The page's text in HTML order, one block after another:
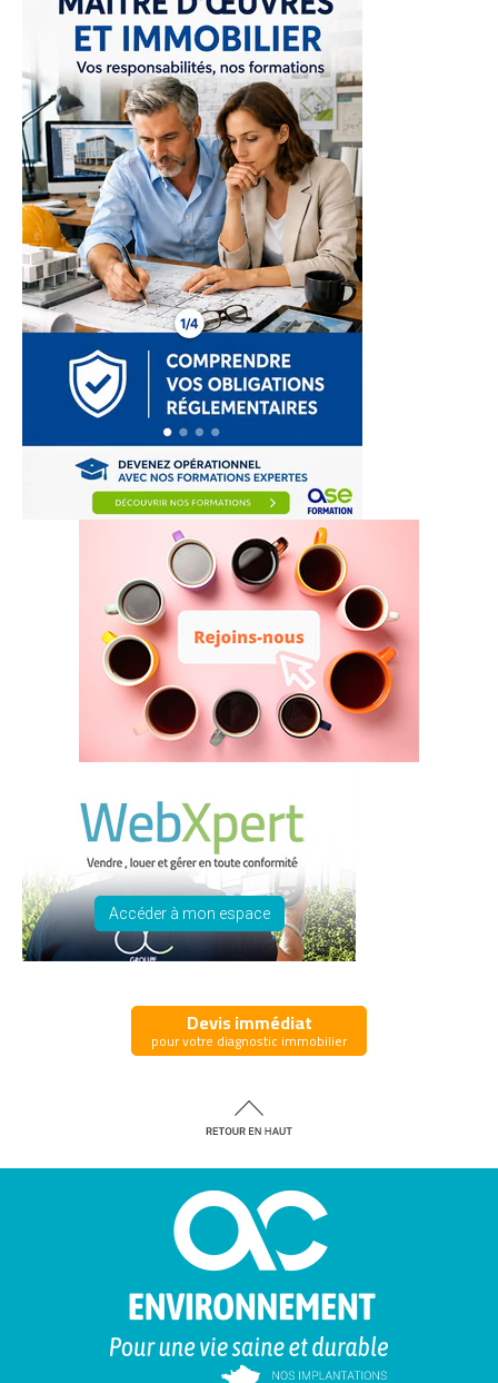
Accéder à mon espace
Devis immédiat
pour votre diagnostic immobilier